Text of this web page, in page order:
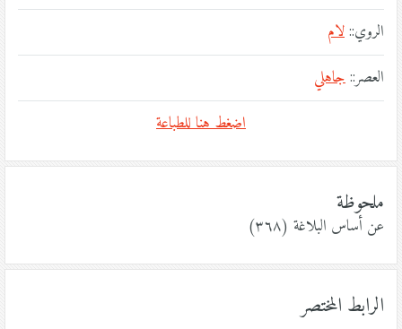
الروي::لام
العصر::جاهلي
اضغط هنا للطباعة
ملحوظة
عن أساس البلاغة (٣٦٨)
الرابط المختصر